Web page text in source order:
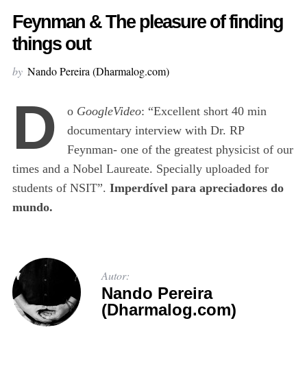
Feynman & The pleasure of finding
things out
by Nando Pereira (Dharmalog.com)
D o GoogleVideo: “Excellent short 40 min
documentary interview with Dr. RP
Feynman- one of the greatest physicist of our
times and a Nobel Laureate. Specially uploaded for
students of NSIT”. Imperdível para apreciadores do
mundo.
Autor:
Nando Pereira
(Dharmalog.com)